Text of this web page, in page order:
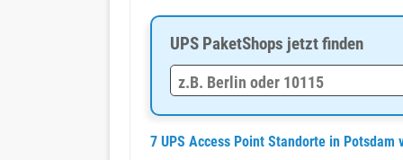
UPS PaketShops jetzt finden
7 UPS Access Point Standorte in Potsdam